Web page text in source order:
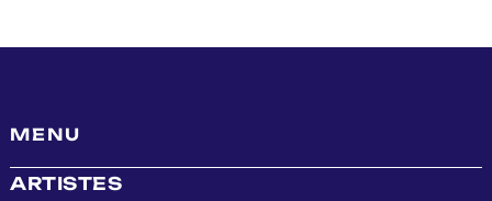
MENU
ARTISTES